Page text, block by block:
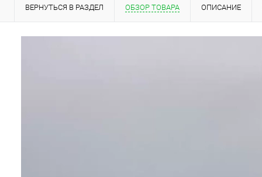
ВЕРНУТЬСЯ В РАЗДЕЛ ОБЗОР ТОВАРА ОПИСАНИЕ